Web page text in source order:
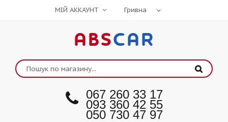
МІЙ АККАУНТ
ABSCAR
067 260 33 17
093 360 42 55
050 730 47 97